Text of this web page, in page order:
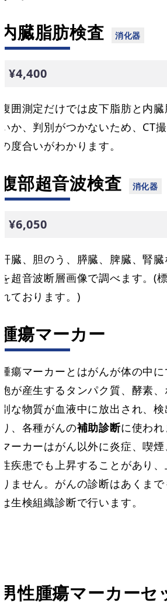
内臓脂肪検査
¥4,400
腹囲測定だけでは皮下脂肪と内
いか、判別がつかないため、CT
の度合いがわかります。
腹部超音波検査
¥6,050
肝臓、胆のう、膵臓、脾臓、腎
を超音波断層画像で調べます。(
れております。)
腫瘍マーカー
腫瘍マーカーとはがんが体の中
胞が産生するタンパク質、酵素
別な物質が血液中に放出され、
り、各種がんの補助診断に使わ
マーカーはがん以外に炎症、喫
性疾患でも上昇することがあり
りません。がんの診断はあくま
は生検組織診断で行います。
男性腫瘍マーカーセ